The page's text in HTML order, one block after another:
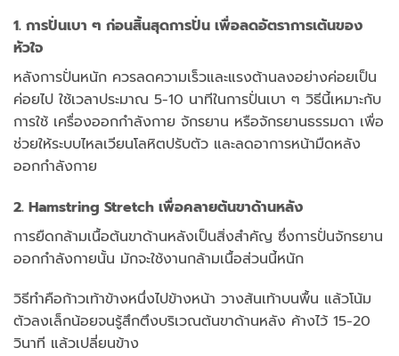
1. การปั่นเบา ๆ ก่อนสิ้นสุดการปั่น เพื่อลดอัตราการเต้นของ
หัวใจ
หลังการปั่นหนัก ควรลดความเร็วและแรงต้านลงอย่างค่อยเป็น
ค่อยไป ใช้เวลาประมาณ 5-10 นาทีในการปั่นเบา ๆ วิธีนี้เหมาะกับ
การใช้ เครื่องออกกําลังกาย จักรยาน หรือจักรยานธรรมดา เพื่อ
ช่วยให้ระบบไหลเวียนโลหิตปรับตัว และลดอาการหน้ามืดหลัง
ออกกำลังกาย
2. Hamstring Stretch เพื่อคลายต้นขาด้านหลัง
การยืดกล้ามเนื้อต้นขาด้านหลังเป็นสิ่งสำคัญ ซึ่งการปั่นจักรยาน
ออกกำลังกายนั้น มักจะใช้งานกล้ามเนื้อส่วนนี้หนัก
วิธีทำคือก้าวเท้าข้างหนึ่งไปข้างหน้า วางส้นเท้าบนพื้น แล้วโน้ม
ตัวลงเล็กน้อยจนรู้สึกตึงบริเวณต้นขาด้านหลัง ค้างไว้ 15-20
วินาที แล้วเปลี่ยนข้าง